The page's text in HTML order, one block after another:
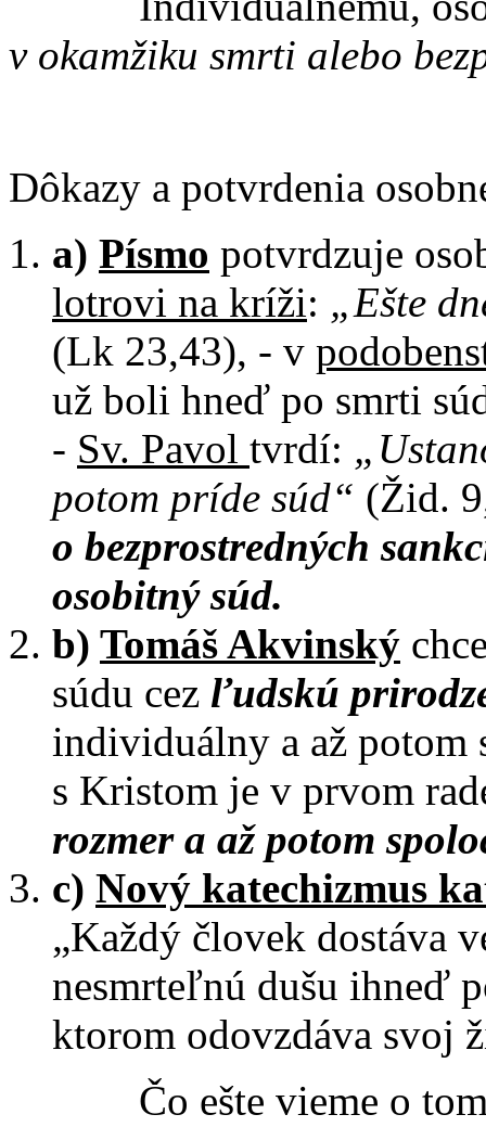
v okamžiku smrti alebo
Dôkazy a potvrdenia
a) Písmo potvrdzuje
lotrovi na kríži: „Ešte
(Lk 23,43), - v
už boli hneď po smrti
- Sv. Pavol tvrdí:
potom príde súd“ (Žid.
o bezprostredných
osobitný súd.
b) Tomáš Akvinský
súdu cez ľudskú
individuálny a až potom
s Kristom je v prvom
rozmer a až potom
c) Nový katechizmus
„Každý človek dostáva
nesmrteľnú dušu ihneď
ktorom
Čo ešte vieme o